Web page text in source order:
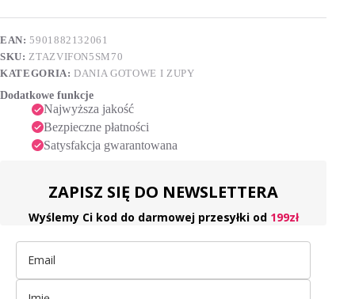
g
r
a
t
i
e
EAN:5901882132061
SKU:ZTAZVIFON5SM70
KATEGORIA:DANIA GOTOWE I ZUPY
Dodatkowe funkcje
Najwyższa jakość
Bezpieczne płatności
Satysfakcja gwarantowana
ZAPISZ SIĘ DO NEWSLETTERA
Wyślemy Ci kod do darmowej przesyłki od 199zł